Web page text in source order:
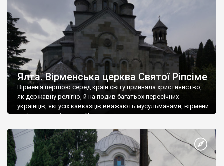
Ялта. Вірменська церква Святої Ріпсіме
Вірменія першою серед країн світу прийняла християнство,
як державну релігію, й на подив багатьох пересічних
українців, які усіх кавказців вважають мусульманами, вірмени
є відданими вірянами Христа